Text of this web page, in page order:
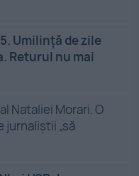
Umilință de zile
Returul nu mai
Nataliei Morari. O
jurnaliştii „să